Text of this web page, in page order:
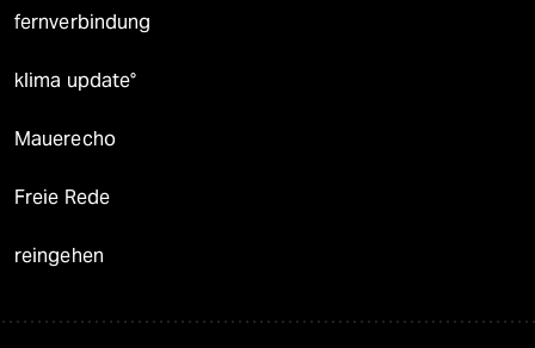
fernverbindung
klima update°
Mauerecho
Freie Rede
reingehen